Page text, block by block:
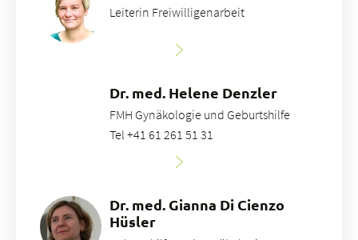
Leiterin Freiwilligenarbeit
Dr. med. Helene Denzler
FMH Gynäkologie und Geburtshilfe
Tel +41 61 261 51 31
Dr. med. Gianna Di Cienzo
Hüsler